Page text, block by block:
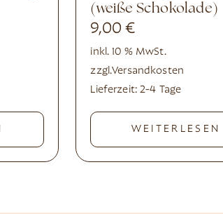
(weiße Schokolade)
9,00€
inkl. 10 % MwSt.
zzgl.Versandkosten
Lieferzeit:2-4 Tage
WEITERLESEN